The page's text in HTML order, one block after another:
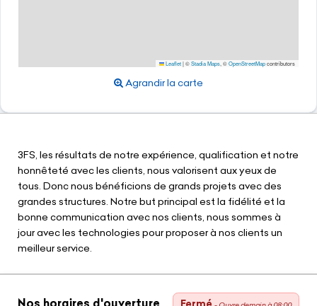
Leaflet|©Stadia Maps , ©OpenStreetMapcontributors
Agrandir la carte
3FS, les résultats de notre expérience, qualification et notre
honnêteté avec les clients, nous valorisent aux yeux de
tous. Donc nous bénéficions de grands projets avec des
grandes structures. Notre but principal est la fidélité et la
bonne communication avec nos clients, nous sommes à
jour avec les technologies pour proposer à nos clients un
meilleur service.
Nos horaires d'ouverture